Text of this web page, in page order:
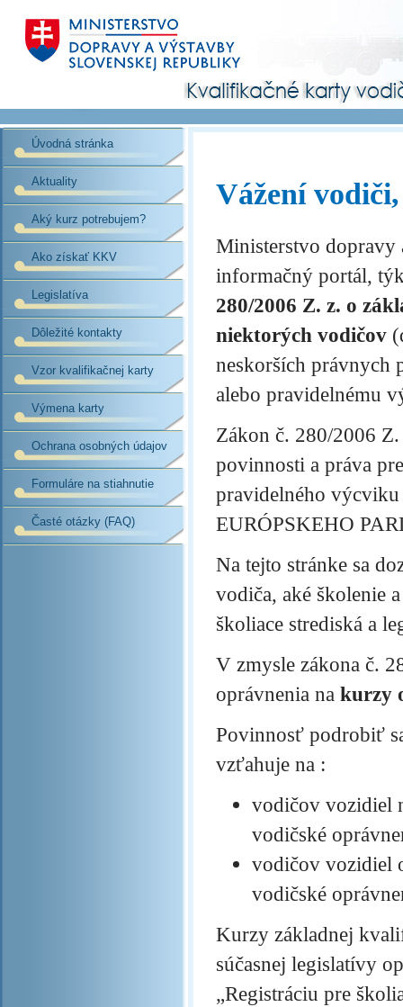
Úvodná stránka
Aktuality
Aký kurz potrebujem?
Ako získať KKV
Legislatíva
Dôležité kontakty
Vzor kvalifikačnej karty
Výmena karty
Ochrana osobných údajov
Formuláre na stiahnutie
Časté otázky (FAQ)
Vážení
Ministerstvo dopravy
informačný portál,
280/2006 Z. z. o
niektorých vodičov
neskorších právnych
alebo pravidelnému
Zákon č. 280/2006
povinnosti a práva
pravidelného
EURÓPSKEHO
Na tejto stránke sa
vodiča, aké školenie
školiace strediská a
V zmysle zákona č.
oprávnenia na kurzy
Povinnosť podrobiť
vzťahuje na :
vodičov vozidiel
vodičské
vodičov vozidiel
vodičské
Kurzy základnej
súčasnej legislatívy
„Registráciu pre